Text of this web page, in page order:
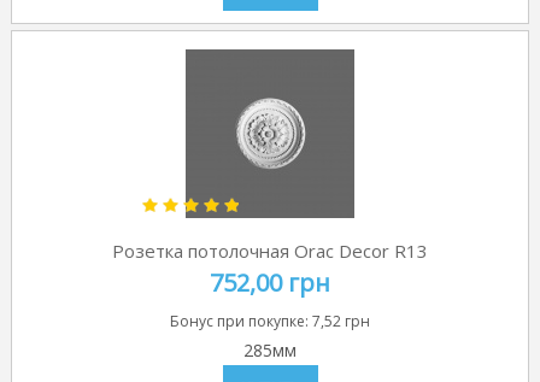
Розетка потолочная Orac Decor R13
752,00 грн
Бонус при покупке: 7,52 грн
285мм